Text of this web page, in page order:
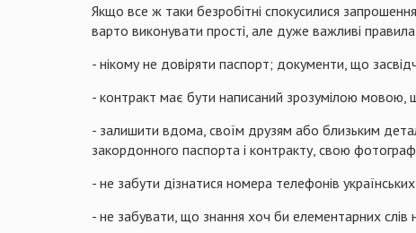
Якщо все ж таки безробітні спокусилися
варто виконувати прості, але дуже важливі
- нікому не довіряти паспорт; документи, що
- контракт має бути написаний зрозумілою мовою,
- залишити вдома, своїм друзям або близьким
закордонного паспорта і контракту, свою
- не забути дізнатися номера телефонів
- не забувати, що знання хоч би елементарних слів